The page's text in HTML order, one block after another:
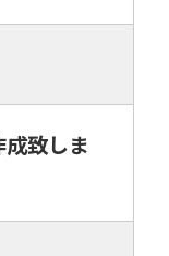
致しま